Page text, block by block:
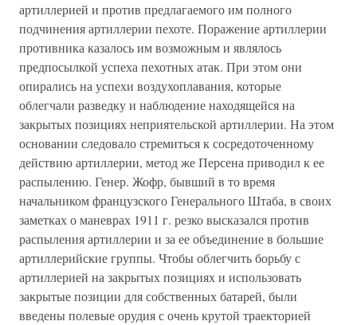
артиллерией и против предлагаемого им полного
подчинения артиллерии пехоте. Поражение артиллерии
противника казалось им возможным и являлось
предпосылкой успеха пехотных атак. При этом они
опирались на успехи воздухоплавания, которые
облегчали разведку и наблюдение находящейся на
закрытых позициях неприятельской артиллерии. На этом
основании следовало стремиться к сосредоточенному
действию артиллерии, метод же Персена приводил к ее
распылению. Генер. Жофр, бывший в то время
начальником французского Генерального Штаба, в своих
заметках о маневрах 1911 г. резко высказался против
распыления артиллерии и за ее объединение в большие
артиллерийские группы. Чтобы облегчить борьбу с
артиллерией на закрытых позициях и использовать
закрытые позиции для собственных батарей, были
введены полевые орудия с очень крутой траекторией